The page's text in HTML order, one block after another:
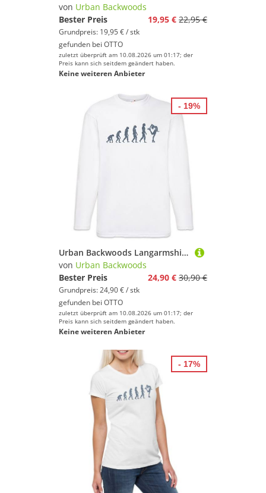
von Urban Backwoods
Bester Preis
19,95 € 22,95 €
Grundpreis: 19,95 € / stk
gefunden bei OTTO
zuletzt überprüft am 10.08.2026 um 01:17; der
Preis kann sich seitdem geändert haben.
Keine weiteren Anbieter
Urban Backwoods Langarmshirt Figure Skating Evolution Langarm T-Shirt Eiskunstlauf Eiskunstlaufen (1-tlg) Ice Skater Skating Eiskunstläufer
von Urban Backwoods
Bester Preis
24,90 € 30,90 €
Grundpreis: 24,90 € / stk
gefunden bei OTTO
zuletzt überprüft am 10.08.2026 um 01:17; der
Preis kann sich seitdem geändert haben.
Keine weiteren Anbieter
- 19%
- 17%